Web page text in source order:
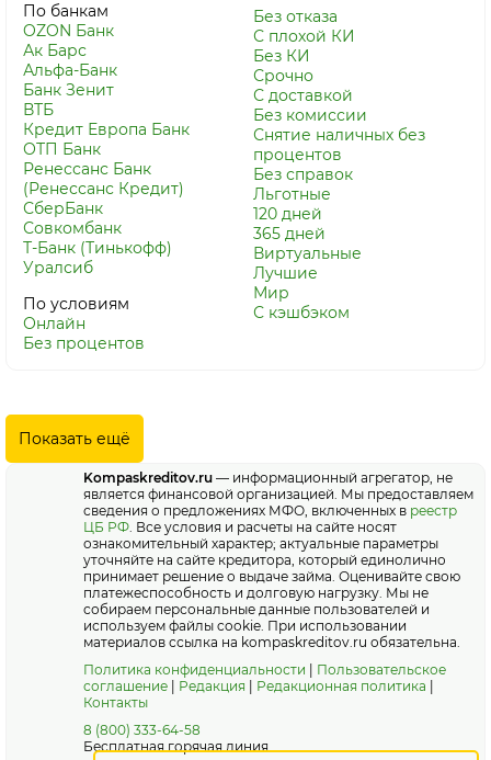
По банкам
OZON Банк
Ак Барс
Альфа-Банк
Банк Зенит
ВТБ
Кредит Европа Банк
ОТП Банк
Ренессанс Банк
(Ренессанс Кредит)
СберБанк
Совкомбанк
Т-Банк (Тинькофф)
Уралсиб
По условиям
Онлайн
Без процентов
Без отказа
С плохой КИ
Без КИ
Срочно
С доставкой
Без комиссии
Снятие наличных без
процентов
Без справок
Льготные
120 дней
365 дней
Виртуальные
Лучшие
Мир
С кэшбэком
Показать ещё
Kompaskreditov.ru — информационный агрегатор, не
является финансовой организацией. Мы предоставляем
сведения о предложениях МФО, включенных в реестр
ЦБ РФ. Все условия и расчеты на сайте носят
ознакомительный характер; актуальные параметры
уточняйте на сайте кредитора, который единолично
принимает решение о выдаче займа. Оценивайте свою
платежеспособность и долговую нагрузку. Мы не
собираем персональные данные пользователей и
используем файлы cookie. При использовании
материалов ссылка на kompaskreditov.ru обязательна.
Политика конфиденциальности
Пользовательское
соглашение
Редакция Редакционная политика
Контакты
8 (800) 333-64-58
Бесплатная горячая линия